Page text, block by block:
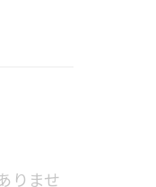
りませ